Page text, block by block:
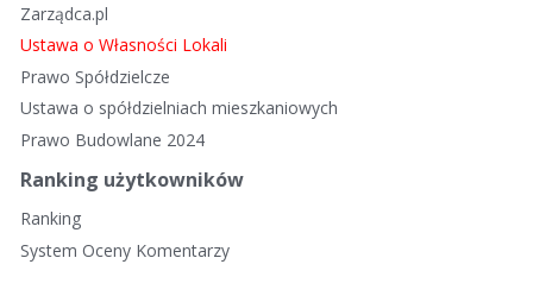
s
k
u
s
n
Zarządca.pl
Ustawa o Własności Lokali
Prawo Spółdzielcze
Ustawa o spółdzielniach mieszkaniowych
Prawo Budowlane 2024
Ranking użytkowników
Ranking
System Oceny Komentarzy